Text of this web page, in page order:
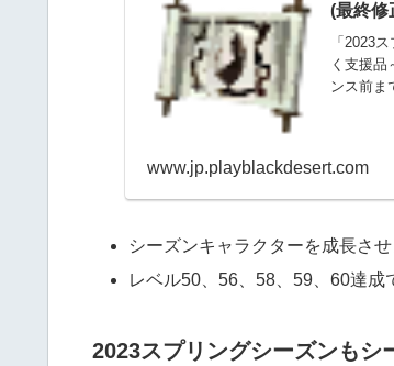
(最終修
「2023
く支援品
ンス前ま
www.jp.playblackdesert.com
シーズンキャラクターを成長させ
レベル50、56、58、59、60達成
2023スプリングシーズンもシ